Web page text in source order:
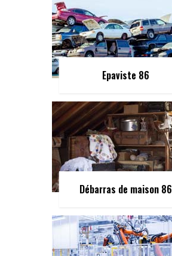
Epaviste 86
Débarras de maison 86